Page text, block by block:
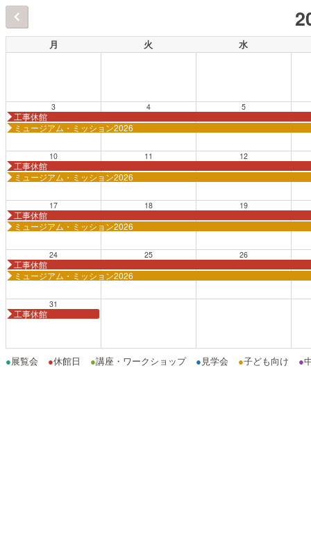
月 火 水
3
工事休館
ミュージアム・ミッション2026
4 5
10
工事休館
ミュージアム・ミッション2026
11 12
17
工事休館
ミュージアム・ミッション2026
18 19
24
工事休館
ミュージアム・ミッション2026
25 26
31
工事休館
●展覧会 ●休館日 ●講座・ワークショップ ● 見学会 ●子ども向け ●